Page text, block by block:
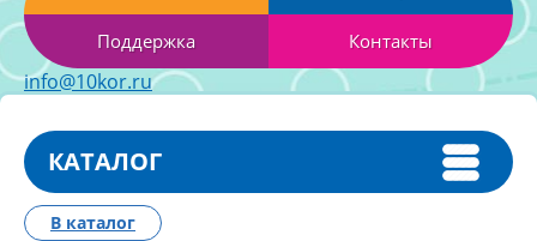
Поддержка Контакты
info@10kor.ru
КАТАЛОГ
В каталог